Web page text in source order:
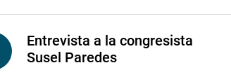
Entrevista a la congresista
Susel Paredes